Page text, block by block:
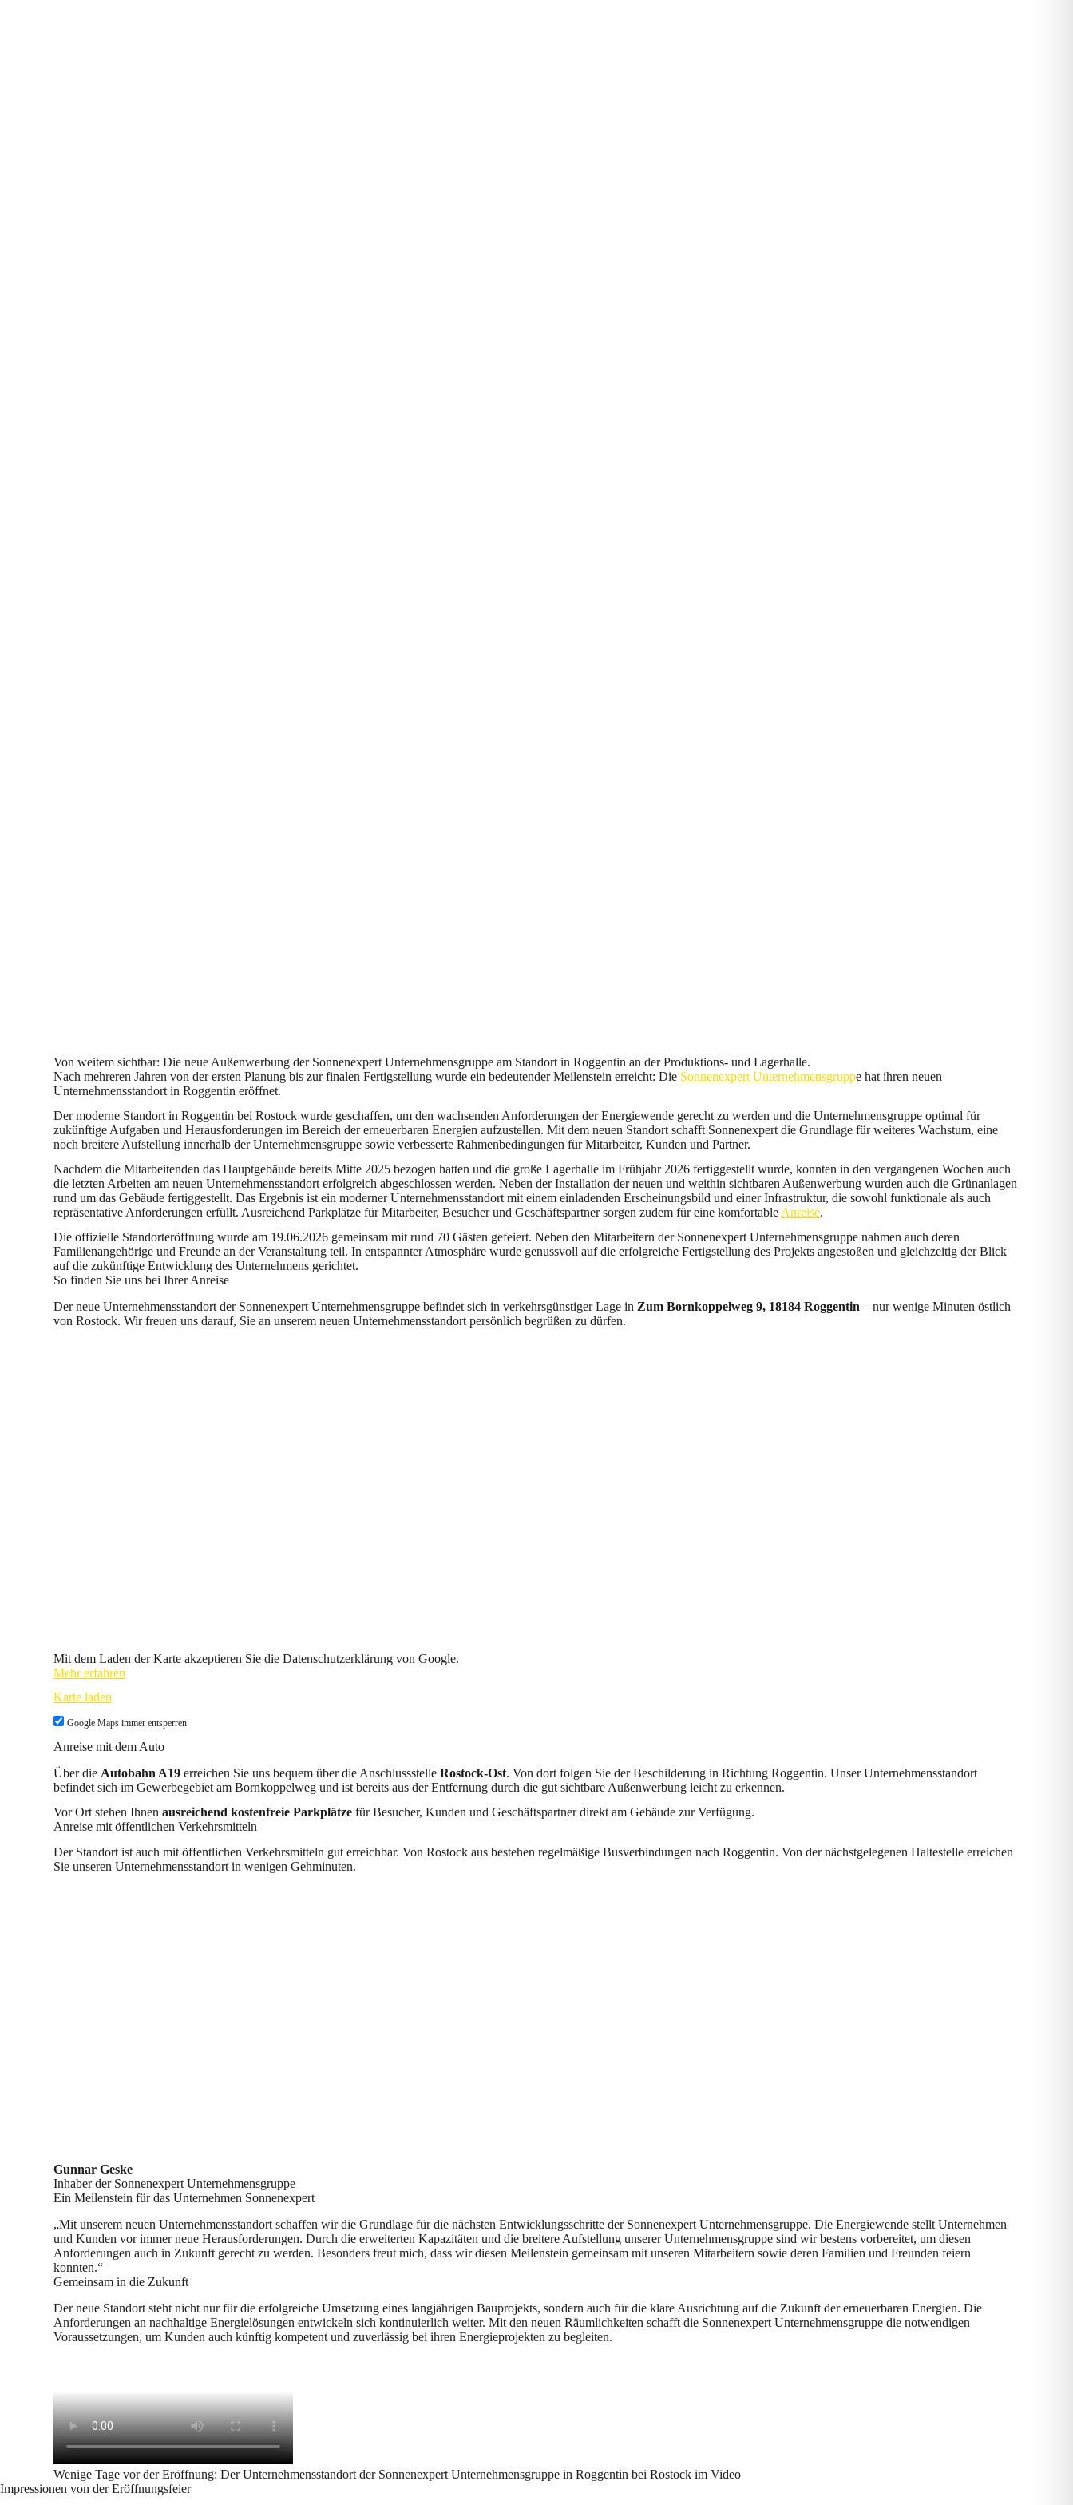
Von weitem sichtbar: Die neue Außenwerbung der Sonnenexpert Unternehmensgruppe am Standort in Roggentin an der Produktions- und Lagerhalle.
Nach mehreren Jahren von der ersten Planung bis zur finalen Fertigstellung wurde ein bedeutender Meilenstein erreicht: Die Sonnenexpert Unternehmensgruppe hat ihren neuen
Unternehmensstandort inRoggentin eröffnet.
Der moderne Standort in Roggentin bei Rostock wurde geschaffen, um den wachsenden Anforderungen der Energiewende gerecht zu werden und die Unternehmensgruppe optimal für
zukünftige Aufgaben und Herausforderungen im Bereich der erneuerbaren Energien aufzustellen. Mit dem neuen Standort schafft Sonnenexpert die Grundlage für weiteres Wachstum, eine
noch breitere Aufstellung innerhalb der Unternehmensgruppe sowie verbesserte Rahmenbedingungen für Mitarbeiter, Kunden und Partner.
Nachdem die Mitarbeitenden das Hauptgebäude bereits Mitte 2025 bezogen hatten und die große Lagerhalle im Frühjahr 2026 fertiggestellt wurde, konnten in den vergangenen Wochen auch
die letzten Arbeiten am neuen Unternehmensstandort erfolgreich abgeschlossen werden. Neben der Installation der neuen und weithin sichtbaren Außenwerbung wurden auch die Grünanlagen
rund um das Gebäude fertiggestellt. Das Ergebnis ist ein moderner Unternehmensstandort mit einem einladenden Erscheinungsbild und einer Infrastruktur, die sowohl funktionale als auch
repräsentative Anforderungen erfüllt. Ausreichend Parkplätze für Mitarbeiter, Besucher und Geschäftspartner sorgen zudem für eine komfortable Anreise.
Die offizielle Standorteröffnung wurde am 19.06.2026 gemeinsam mit rund 70 Gästen gefeiert. Neben den Mitarbeitern der Sonnenexpert Unternehmensgruppe nahmen auch deren
Familienangehörige und Freunde an der Veranstaltung teil. In entspannter Atmosphäre wurde genussvoll auf die erfolgreiche Fertigstellung des Projekts angestoßen und gleichzeitig der Blick
auf die zukünftige Entwicklung des Unternehmens gerichtet.
So finden Sie uns bei Ihrer Anreise
Der neue Unternehmensstandort der Sonnenexpert Unternehmensgruppe befindet sich in verkehrsgünstiger Lage in Zum Bornkoppelweg 9, 18184 Roggentin – nur wenige Minuten östlich
von Rostock.Wir freuen uns darauf, Sie an unserem neuen Unternehmensstandort persönlich begrüßen zu dürfen.
Mit dem Laden der Karte akzeptieren Sie die Datenschutzerklärung von Google.
Mehr erfahren
Karte laden
Google Maps immer entsperren
Anreise mit dem Auto
Über die Autobahn A19 erreichen Sie uns bequem über die AnschlussstelleRostock-Ost. Von dort folgen Sie der Beschilderung in Richtung Roggentin. Unser Unternehmensstandort
befindet sich im Gewerbegebiet am Bornkoppelweg und ist bereits aus der Entfernung durch die gut sichtbare Außenwerbung leicht zu erkennen.
Vor Ort stehen Ihnenausreichend kostenfreie Parkplätze für Besucher, Kunden und Geschäftspartner direkt am Gebäude zur Verfügung.
Anreise mit öffentlichen Verkehrsmitteln
Der Standort ist auch mit öffentlichen Verkehrsmitteln gut erreichbar. Von Rostock aus bestehen regelmäßige Busverbindungen nach Roggentin. Von der nächstgelegenen Haltestelle erreichen
Sie unseren Unternehmensstandort in wenigen Gehminuten.
Gunnar Geske
Inhaber der Sonnenexpert Unternehmensgruppe
Ein Meilenstein für das Unternehmen Sonnenexpert
„Mit unserem neuen Unternehmensstandort schaffen wir die Grundlage für die nächsten Entwicklungsschritte der Sonnenexpert Unternehmensgruppe. Die Energiewende stellt Unternehmen
und Kunden vor immer neue Herausforderungen. Durch die erweiterten Kapazitäten und die breitere Aufstellung unserer Unternehmensgruppe sind wir bestens vorbereitet, um diesen
Anforderungen auch in Zukunft gerecht zu werden. Besonders freut mich, dass wir diesen Meilenstein gemeinsam mit unseren Mitarbeitern sowie deren Familien und Freunden feiern
konnten.“
Gemeinsam in die Zukunft
Der neue Standort steht nicht nur für die erfolgreiche Umsetzung eines langjährigen Bauprojekts, sondern auch für die klare Ausrichtung auf die Zukunft der erneuerbaren Energien. Die
Anforderungen an nachhaltige Energielösungen entwickeln sich kontinuierlich weiter. Mit den neuen Räumlichkeiten schafft die Sonnenexpert Unternehmensgruppe die notwendigen
Voraussetzungen, um Kunden auch künftig kompetent und zuverlässig bei ihren Energieprojekten zu begleiten.
Wenige Tage vor der Eröffnung: Der Unternehmensstandort der Sonnenexpert Unternehmensgruppe in Roggentin bei Rostock im Video
Impressionen von der Eröffnungsfeier